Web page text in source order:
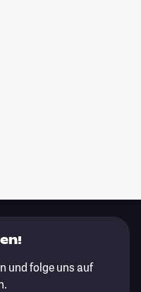
und folge uns auf